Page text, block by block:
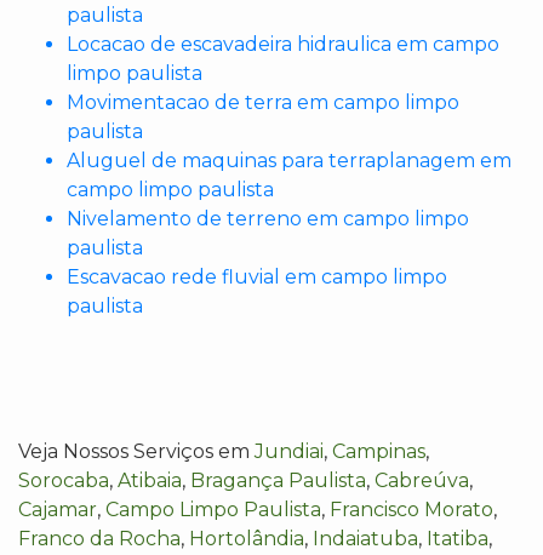
paulista
Locacao de escavadeira hidraulica em campo
limpo paulista
Movimentacao de terra em campo limpo
paulista
Aluguel de maquinas para terraplanagem em
campo limpo paulista
Nivelamento de terreno em campo limpo
paulista
Escavacao rede fluvial em campo limpo
paulista
Veja Nossos Serviços emJundiai, Campinas,
Sorocaba, Atibaia, Bragança Paulista, Cabreúva,
Cajamar, Campo Limpo Paulista, Francisco Morato,
Franco da Rocha, Hortolândia, Indaiatuba, Itatiba,